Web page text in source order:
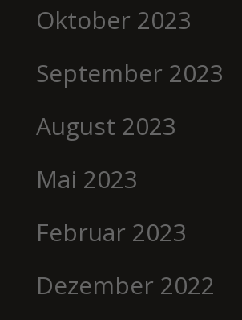
Oktober 2023
September 2023
August 2023
Mai 2023
Februar 2023
Dezember 2022